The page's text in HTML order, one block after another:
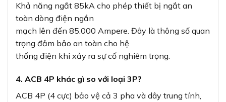
Khả năng ngắt 85kA cho phép thiết bị ngắt an
toàn dòng điện ngắn
mạch lên đến 85.000 Ampere. Đây là thông số quan
trọng đảm bảo an toàn cho hệ
thống điện khi xảy ra sự cố nghiêm trọng.
4. ACB 4P khác gì so với loại 3P?
ACB 4P (4 cực) bảo vệ cả 3 pha và dây trung tính,